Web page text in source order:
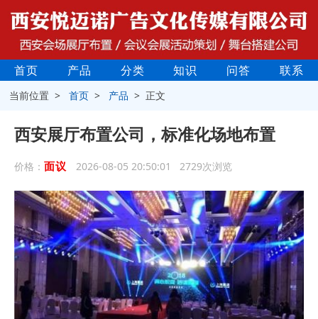
首页 产品 分类 知识 问答 联系
当前位置 >首页 > 产品 > 正文
西安展厅布置公司，标准化场地布置
价格： 面议 2026-08-05 20:50:01 2729次浏览